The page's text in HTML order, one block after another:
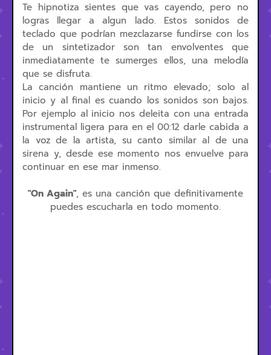
Te hipnotiza sientes que vas cayendo, pero no
logras llegar a algun lado. Estos sonidos de
teclado que podrían mezclazarse fundirse con los
de un sintetizador son tan envolventes que
inmediatamente te sumerges ellos, una melodía
que se disfruta.
La canción mantiene un ritmo elevado; solo al
inicio y al final es cuando los sonidos son bajos.
Por ejemplo al inicio nos deleita con una entrada
instrumental ligera para en el 00:12 darle cabida a
la voz de la artista, su canto similar al de una
sirena y, desde ese momento nos envuelve para
continuar en ese mar inmenso.
"On Again", es una canción que definitivamente
puedes escucharla en todo momento.